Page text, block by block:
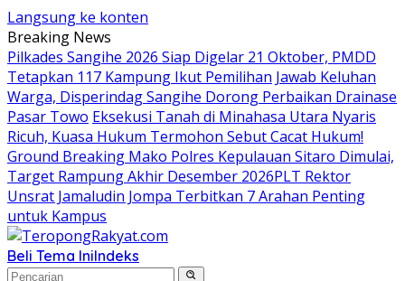
Langsung ke konten
Breaking News
Pilkades Sangihe 2026 Siap Digelar 21 Oktober, PMDD
Tetapkan 117 Kampung Ikut Pemilihan Jawab Keluhan
Warga, Disperindag Sangihe Dorong Perbaikan Drainase
Pasar Towo Eksekusi Tanah di Minahasa Utara Nyaris
Ricuh, Kuasa Hukum Termohon Sebut Cacat Hukum!
Ground Breaking Mako Polres Kepulauan Sitaro Dimulai,
Target Rampung Akhir Desember 2026​PLT Rektor
Unsrat Jamaludin Jompa Terbitkan 7 Arahan Penting
untuk Kampus
Beli Tema IniIndeks